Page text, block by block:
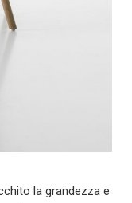
la grandezza e